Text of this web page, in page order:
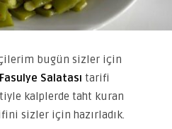
bugün sizler için
Salatası tarifi
kalplerde taht kuran
sizler için hazırladık.